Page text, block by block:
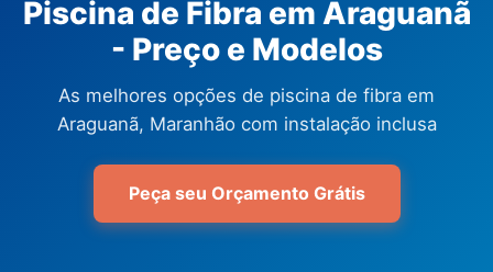
Piscina de Fibra em Araguanã
- Preço e Modelos
As melhores opções de piscina de fibra em
Araguanã, Maranhão com instalação inclusa
Peça seu Orçamento Grátis